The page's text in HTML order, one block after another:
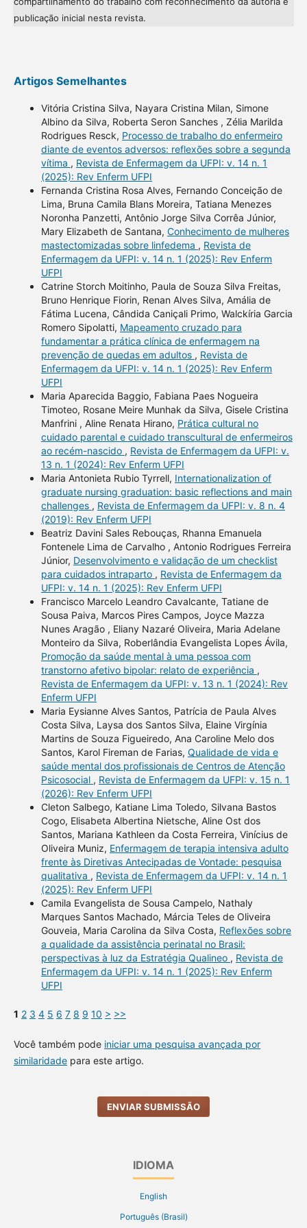
publicação inicial nesta revista.
Artigos Semelhantes
Vitória Cristina Silva, Nayara Cristina Milan, Simone
Albino da Silva, Roberta Seron Sanches , Zélia Marilda
Rodrigues Resck, Processo de trabalho do enfermeiro
diante de eventos adversos: reflexões sobre a segunda
vítima , Revista de Enfermagem da UFPI: v. 14 n. 1
(2025): Rev Enferm UFPI
Fernanda Cristina Rosa Alves, Fernando Conceição de
Lima, Bruna Camila Blans Moreira, Tatiana Menezes
Noronha Panzetti, Antônio Jorge Silva Corrêa Júnior,
Mary Elizabeth de Santana, Conhecimento de mulheres
mastectomizadas sobre linfedema , Revista de
Enfermagem da UFPI: v. 14 n. 1 (2025): Rev Enferm
UFPI
Catrine Storch Moitinho, Paula de Souza Silva Freitas,
Bruno Henrique Fiorin, Renan Alves Silva, Amália de
Fátima Lucena, Cândida Caniçali Primo, Walckíria Garcia
Romero Sipolatti, Mapeamento cruzado para
fundamentar a prática clínica de enfermagem na
prevenção de quedas em adultos , Revista de
Enfermagem da UFPI: v. 14 n. 1 (2025): Rev Enferm
UFPI
Maria Aparecida Baggio, Fabiana Paes Nogueira
Timoteo, Rosane Meire Munhak da Silva, Gisele Cristina
Manfrini , Aline Renata Hirano, Prática cultural no
cuidado parental e cuidado transcultural de enfermeiros
ao recém-nascido , Revista de Enfermagem da UFPI: v.
13 n. 1 (2024): Rev Enferm UFPI
Maria Antonieta Rubio Tyrrell, Internationalization of
graduate nursing graduation: basic reflections and main
challenges , Revista de Enfermagem da UFPI: v. 8 n. 4
(2019): Rev Enferm UFPI
Beatriz Davini Sales Rebouças, Rhanna Emanuela
Fontenele Lima de Carvalho , Antonio Rodrigues Ferreira
Júnior, Desenvolvimento e validação de um checklist
para cuidados intraparto , Revista de Enfermagem da
UFPI: v. 14 n. 1 (2025): Rev Enferm UFPI
Francisco Marcelo Leandro Cavalcante, Tatiane de
Sousa Paiva, Marcos Pires Campos, Joyce Mazza
Nunes Aragão , Eliany Nazaré Oliveira, Maria Adelane
Monteiro da Silva, Roberlândia Evangelista Lopes Ávila,
Promoção da saúde mental à uma pessoa com
transtorno afetivo bipolar: relato de experiência ,
Revista de Enfermagem da UFPI: v. 13 n. 1 (2024): Rev
Enferm UFPI
Maria Eysianne Alves Santos, Patrícia de Paula Alves
Costa Silva, Laysa dos Santos Silva, Elaine Virgínia
Martins de Souza Figueiredo, Ana Caroline Melo dos
Santos, Karol Fireman de Farias, Qualidade de vida e
saúde mental dos profissionais de Centros de Atenção
Psicosocial , Revista de Enfermagem da UFPI: v. 15 n. 1
(2026): Rev Enferm UFPI
Cleton Salbego, Katiane Lima Toledo, Silvana Bastos
Cogo, Elisabeta Albertina Nietsche, Aline Ost dos
Santos, Mariana Kathleen da Costa Ferreira, Vinícius de
Oliveira Muniz, Enfermagem de terapia intensiva adulto
frente às Diretivas Antecipadas de Vontade: pesquisa
qualitativa , Revista de Enfermagem da UFPI: v. 14 n. 1
(2025): Rev Enferm UFPI
Camila Evangelista de Sousa Campelo, Nathaly
Marques Santos Machado, Márcia Teles de Oliveira
Gouveia, Maria Carolina da Silva Costa, Reflexões sobre
a qualidade da assistência perinatal no Brasil:
perspectivas à luz da Estratégia Qualineo , Revista de
Enfermagem da UFPI: v. 14 n. 1 (2025): Rev Enferm
UFPI
1 2 3 4 5 6 7 8 9 10 > >>
Você também pode iniciar uma pesquisa avançada por
similaridadepara este artigo.
ENVIAR SUBMISSÃO
IDIOMA
English
Português (Brasil)